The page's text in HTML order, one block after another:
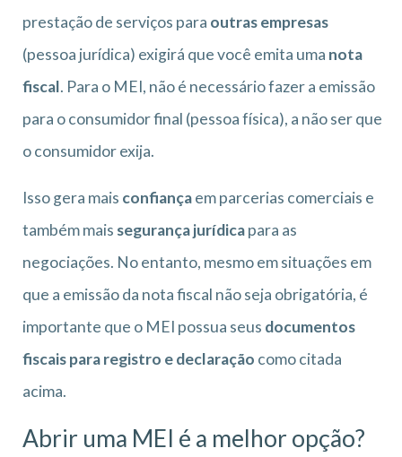
prestação de serviços para outras empresas
(pessoa jurídica) exigirá que você emita uma nota
fiscal. Para o MEI, não é necessário fazer a emissão
para o consumidor final (pessoa física), a não ser que
o consumidor exija.
Isso gera mais confiançaem parcerias comerciais e
também mais segurança jurídicapara as
negociações. No entanto, mesmo em situações em
que a emissão da nota fiscal não seja obrigatória, é
importante que o MEI possua seus documentos
fiscais para registro e declaração como citada
acima.
Abrir uma MEI é a melhor opção?